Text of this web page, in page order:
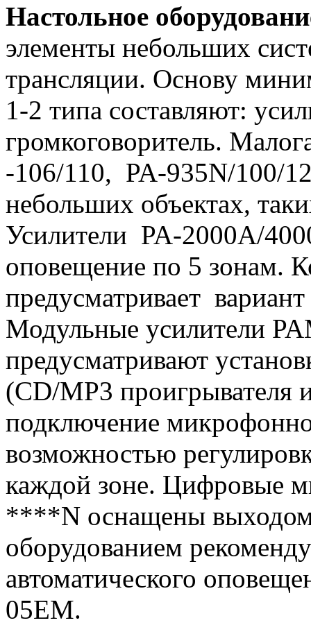
Настольное
элементы небольших
трансляции. Основу
1-2 типа составляют:
громкоговоритель.
-106/110, PA-935N/100/
небольших объектах,
Усилители PA-2000A/
оповещение по 5 зонам.
предусматривает
Модульные усилители
предусматривают
(CD/MP3 проигрывателя
подключение
возможностью
каждой зоне. Цифровые
****N оснащены
оборудова­нием
автоматического
05EM.